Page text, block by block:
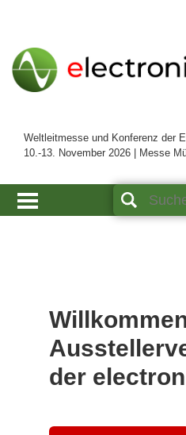
Weltleitmesse und Konferenz der
10.-13. November 2026 | Messe
der